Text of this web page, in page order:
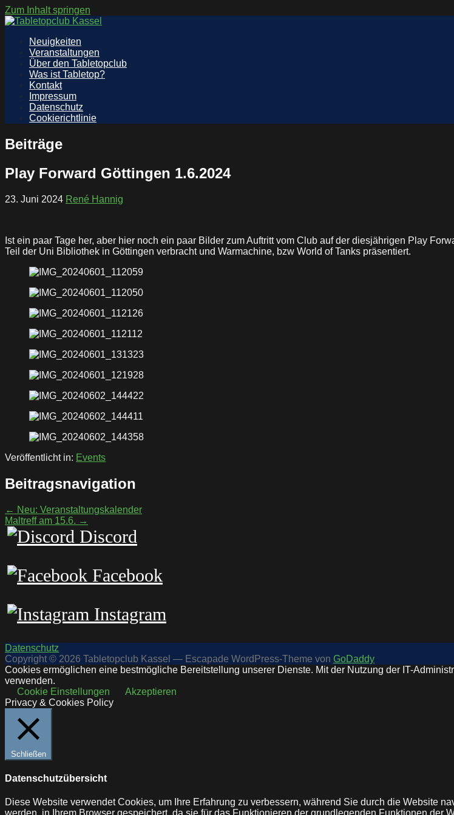
Zum Inhalt springen
Neuigkeiten
Veranstaltungen
Über den Tabletopclub
Was ist Tabletop?
Kontakt
Impressum
Datenschutz
Cookierichtlinie
Beiträge
Play Forward Göttingen 1.6.2024
23. Juni 2024 René Hannig
Ist ein paar Tage her, aber hier noch ein paar Bilder zum Auftritt vom Club auf der diesjährigen Play
Teil der Uni Bibliothek in Göttingen verbracht und Warmachine, bzw World of Tanks präsentiert.
Veröffentlicht in: Events
Beitragsnavigation
← Neu: Veranstaltungskalender
Maltreff am 15.6. →
Discord
Facebook
Instagram
Datenschutz
Copyright © 2026 Tabletopclub Kassel — Escapade WordPress-Theme von GoDaddy
Cookies ermöglichen eine bestmögliche Bereitstellung unserer Dienste. Mit der Nutzung der IT-
verwenden.
Cookie Einstellungen
Akzeptieren
Privacy & Cookies Policy
Schließen
Datenschutzübersicht
Diese Website verwendet Cookies, um Ihre Erfahrung zu verbessern, während Sie durch die Website
werden, in Ihrem Browser gespeichert, da sie für das Funktionieren der grundlegenden Funktionen